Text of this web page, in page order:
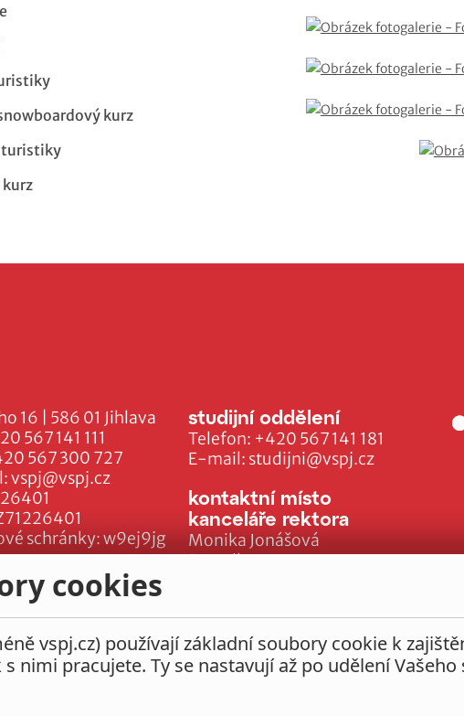
kurz
turistiky
16 | 586 01 Jihlava
567 141 111
567 300 727
vspj@vspj.cz
schránky: w9ej9jg
studijní oddělení
Telefon: +420 567 141 181
E-mail: studijni@vspj.cz
kontaktní místo
kanceláře rektora
Monika Jonášová
E-mail:
cookies
vspj.cz) používají základní soubory cookie k
nimi pracujete. Ty se nastavují až po udělení Vašeho